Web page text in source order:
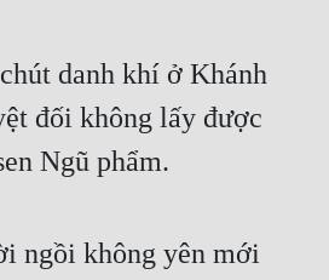
danh khí ở Khánh
đối không lấy được
Ngũ phẩm.
ngồi không yên mới